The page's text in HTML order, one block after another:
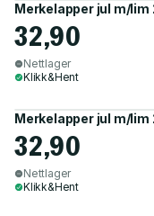
Merkelapper jul m/lim
32,90
Nettlager
Klikk&Hent
Merkelapper jul m/lim
32,90
Nettlager
Klikk&Hent